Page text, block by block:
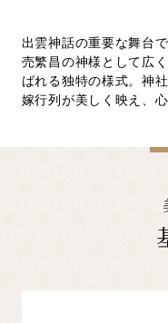
出雲神話の重要な舞台
売繁昌の神様として広
ばれる独特の様式。神
嫁行列が美しく映え、